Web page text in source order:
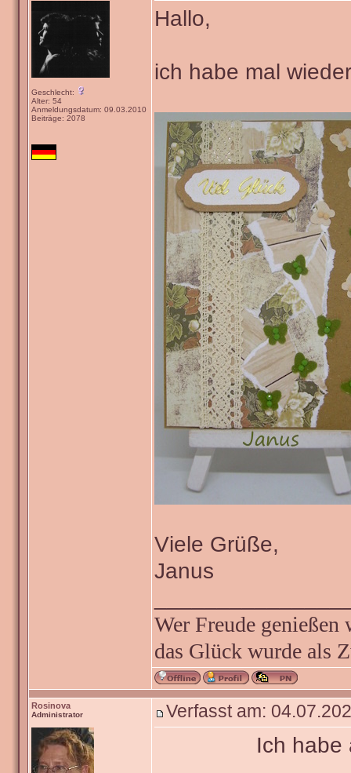
Geschlecht:
Alter: 54
Anmeldungsdatum: 09.03.2010
Beiträge: 2078
Hallo,
ich habe mal
Viele Grüße,
Janus
Wer Freude
das Glück wurde als
Rosinova
Administrator Verfasst am:
Ich habe